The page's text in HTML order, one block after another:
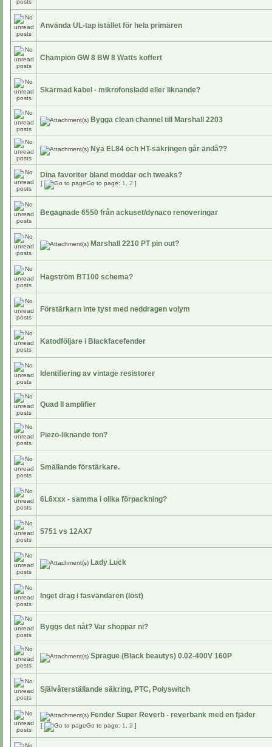
Använda UL-tap istället för hela primären
Champion GW 8 BW 8 Watts koffert
Skärmad kabel - mikrofonsladd eller liknande?
Bygga clean channel till Marshall 2203
Nya EL84 och HT-säkringen går ändå??
Dina favoriter bland moddar och tweaks?
[ Go to page: 1 2 ]
Begagnade 6550 från ackuset/dynaco renoveringar
Marshall 2210 PT pin out?
Hagström BT100 schema?
Förstärkarn inte tyst med neddragen volym
Katodföljare i Blackfacefender
Identifiering av vintage resistorer
Quad II amplifier
Piezo-liknande ton?
Smällande förstärkare.
6L6xxx - samma i olika förpackning?
5751 vs 12AX7
Lady Luck
Inget drag i fasvändaren (löst)
Byggs det nåt? Var shoppar ni?
Sprague (Black beautys) 0.02-400V 160P
Självåterställande säkring, PTC, Polyswitch
Fender Super Reverb - reverbank med en fjäder
[ Go to page: 1 2 ]